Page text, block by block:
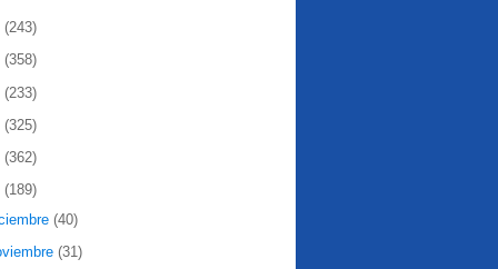
(243)
(358)
(233)
(325)
(362)
(189)
(40)
(31)